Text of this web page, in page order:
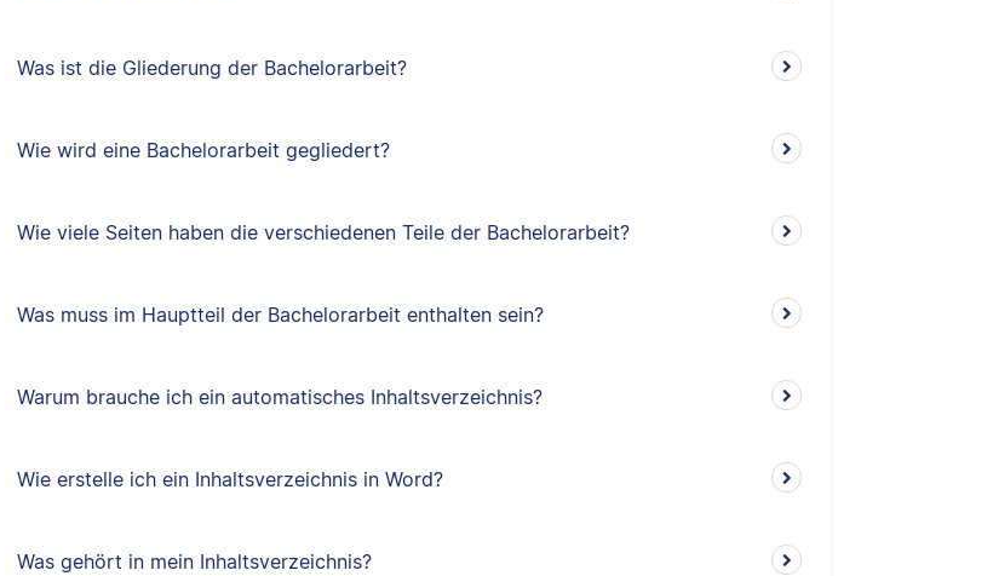
Was ist die Gliederung der Bachelorarbeit?
Wie wird eine Bachelorarbeit gegliedert?
Wie viele Seiten haben die verschiedenen Teile der Bachelorarbeit?
Was muss im Hauptteil der Bachelorarbeit enthalten sein?
Warum brauche ich ein automatisches Inhaltsverzeichnis?
Wie erstelle ich ein Inhaltsverzeichnis in Word?
Was gehört in mein Inhaltsverzeichnis?